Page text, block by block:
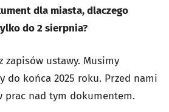
dla miasta, dlaczego
do 2 sierpnia?
zapisów ustawy. Musimy
do końca 2025 roku. Przed nami
prac nad tym dokumentem.